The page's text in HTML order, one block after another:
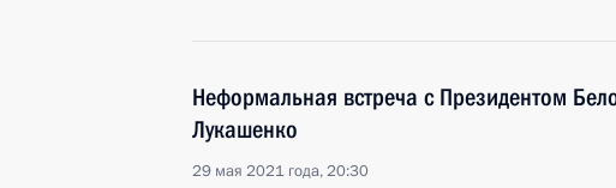
Неформальная встреча с Президентом
Лукашенко
29 мая 2021 года, 20:30